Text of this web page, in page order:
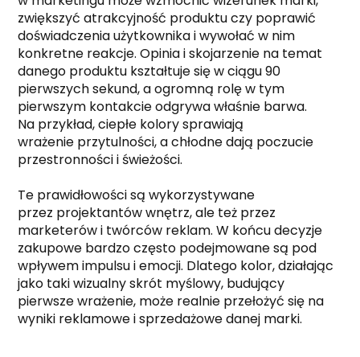
zwiększyć atrakcyjność produktu czy poprawić
doświadczenia użytkownika i wywołać w nim
konkretne reakcje. Opinia i skojarzenie na temat
danego produktu kształtuje się w ciągu 90
pierwszych sekund, a ogromną rolę w tym
pierwszym kontakcie odgrywa właśnie barwa.
Na przykład, ciepłe kolory sprawiają
wrażenie przytulności, a chłodne dają poczucie
przestronności i świeżości.
Te prawidłowości są wykorzystywane
przez projektantów wnętrz, ale też przez
marketerów i twórców reklam. W końcu decyzje
zakupowe bardzo często podejmowane są pod
wpływem impulsu i emocji. Dlatego kolor, działając
jako taki wizualny skrót myślowy, budujący
pierwsze wrażenie, może realnie przełożyć się na
wyniki reklamowe i sprzedażowe danej marki.